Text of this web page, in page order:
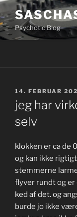
Videre
til
indholdPsychotic Blog
UDGIVET
DEN
14. FEBRUAR
jeg har
selv
klokken er ca de
og kan ikke
stemmerne
flyver rundt og
ked af det. og
burde jo ikke